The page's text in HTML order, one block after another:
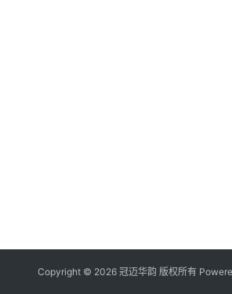
Copyright © 2026 冠迈华韵 版权所有